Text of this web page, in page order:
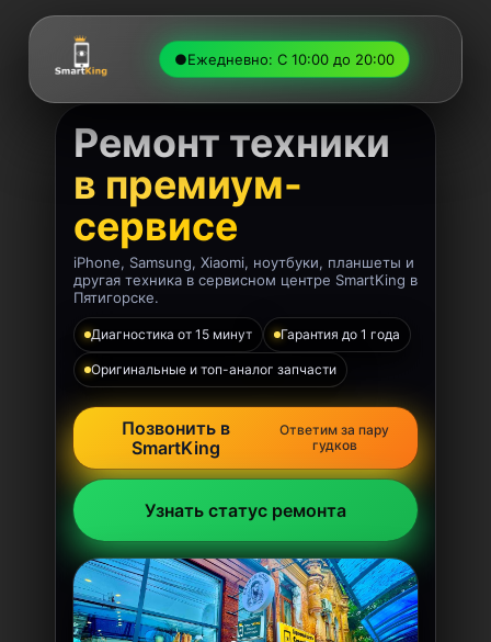
●Ежедневно: С 10:00 до 20:00
Ремонт техники
в премиум-
сервисе
iPhone, Samsung, Xiaomi, ноутбуки, планшеты и
другая техника в сервисном центре SmartKing в
Пятигорске.
Диагностика от 15 минут Гарантия до 1 года
Оригинальные и топ-аналог запчасти
Позвонить в
SmartKing
Ответим за пару
гудков
Узнать статус ремонта